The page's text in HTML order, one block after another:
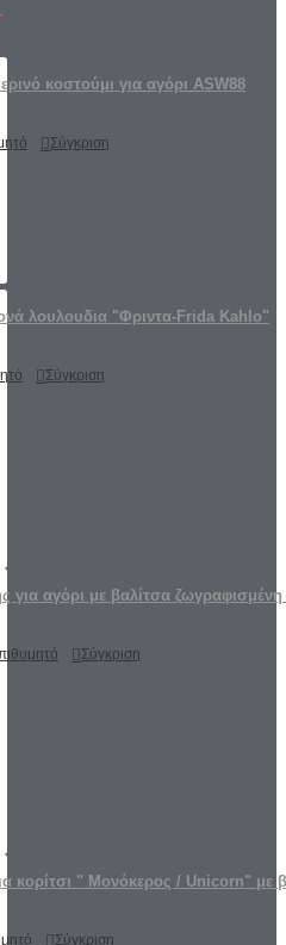
κοστούμι για αγόρι ASW88
Σύγκριση
λουλουδια "Φριντα-Frida Kahlo"
Σύγκριση
για αγόρι με βαλίτσα
Σύγκριση
κορίτσι " Μονόκερος / Unicorn" με
Σύγκριση